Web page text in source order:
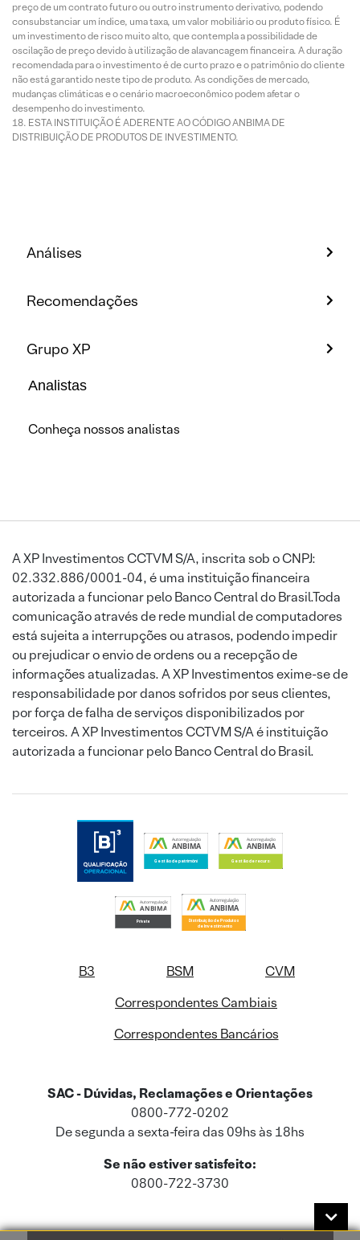
preço de um contrato futuro ou outro instrumento derivativo, podendo
consubstanciar um índice, uma taxa, um valor mobiliário ou produto físico. É
um investimento de risco muito alto, que contempla a possibilidade de
oscilação de preço devido à utilização de alavancagem financeira. A duração
recomendada para o investimento é de curto prazo e o patrimônio do cliente
não está garantido neste tipo de produto. As condições de mercado,
mudanças climáticas e o cenário macroeconômico podem afetar o
desempenho do investimento.
ESTA INSTITUIÇÃO É ADERENTE AO CÓDIGO ANBIMA DE
DISTRIBUIÇÃO DE PRODUTOS DE INVESTIMENTO.
Análises
Recomendações
Grupo XP
Analistas
Conheça nossos analistas
A XP Investimentos CCTVM S/A, inscrita sob o CNPJ:
02.332.886/0001-04, é uma instituição financeira
autorizada a funcionar pelo Banco Central do Brasil.Toda
comunicação através de rede mundial de computadores
está sujeita a interrupções ou atrasos, podendo impedir
ou prejudicar o envio de ordens ou a recepção de
informações atualizadas. A XP Investimentos exime-se de
responsabilidade por danos sofridos por seus clientes,
por força de falha de serviços disponibilizados por
terceiros. A XP Investimentos CCTVM S/A é instituição
autorizada a funcionar pelo Banco Central do Brasil.
B3 BSM
CVM
Correspondentes Cambiais
Correspondentes Bancários
SAC - Dúvidas, Reclamações e Orientações
0800-772-0202
De segunda a sexta-feira das 09hs às 18hs
Se não estiver satisfeito:
0800-722-3730